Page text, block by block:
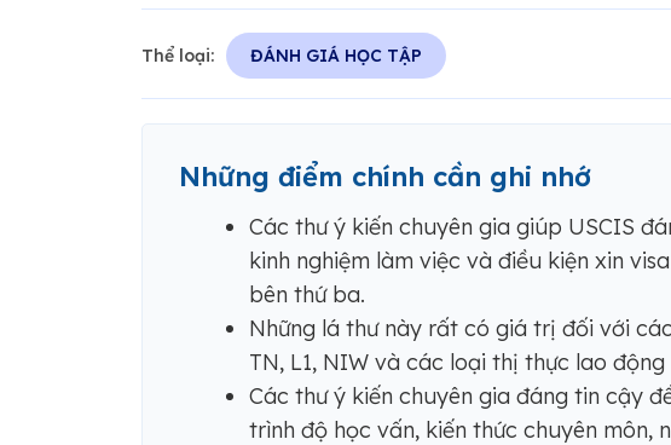
Thể loại: ĐÁNH GIÁ HỌC TẬP
Những điểm chính cần ghi nhớ
Các thư ý kiến ​​chuyên gia giúp USCIS
kinh nghiệm làm việc và điều kiện xin
bên thứ ba.
Những lá thư này rất có giá trị đối với
TN, L1, NIW và các loại thị thực lao động
Các thư ý kiến ​​chuyên gia đáng tin cậy
trình độ học vấn, kiến ​​thức chuyên môn,